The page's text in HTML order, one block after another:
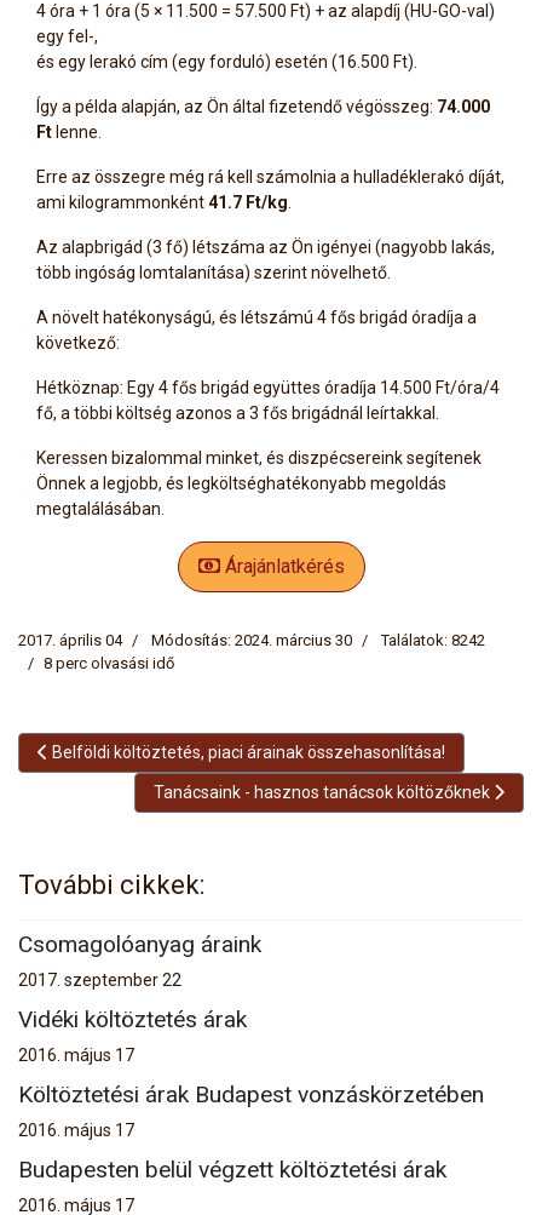
4 óra + 1 óra (5 × 11.500 = 57.500 Ft) + az alapdíj (HU-GO-val)
egy fel-,
és egy lerakó cím (egy forduló) esetén (16.500 Ft).
Így a példa alapján, az Ön által fizetendő végösszeg: 74.000
Ft lenne.
Erre az összegre még rá kell számolnia a hulladéklerakó díját,
ami kilogrammonként41.7 Ft/kg.
Az alapbrigád (3 fő) létszáma az Ön igényei (nagyobb lakás,
több ingóság lomtalanítása) szerint növelhető.
A növelt hatékonyságú, és létszámú 4 fős brigád óradíja a
következő:
Hétköznap: Egy 4 fős brigád együttes óradíja 14.500 Ft/óra/4
fő, a többi költség azonos a 3 fős brigádnál leírtakkal.
Keressen bizalommal minket, és diszpécsereink segítenek
Önnek a legjobb, és legköltséghatékonyabb megoldás
megtalálásában.
Árajánlatkérés
2017. április 04 Módosítás: 2024. március 30
Találatok: 8242
8 perc olvasási idő
Előző cikk: Belföldi költöztetés, piaci árainak összehasonlítása!
Belföldi költöztetés, piaci árainak összehasonlítása!
Következő cikk: Tanácsaink - hasznos tanácsok
Tanácsaink - hasznos tanácsok költözőknek
További cikkek:
Csomagolóanyag áraink
2017. szeptember 22
Vidéki költöztetés árak
2016. május 17
Költöztetési árak Budapest vonzáskörzetében
2016. május 17
Budapesten belül végzett költöztetési árak
2016. május 17